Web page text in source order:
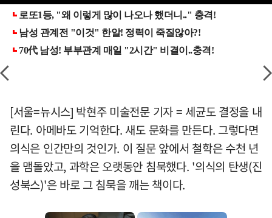
[서울=뉴시스] 박현주 미술전문 기자 = 세균도 결정을 내
린다. 아메바도 기억한다. 새도 문화를 만든다. 그렇다면
의식은 인간만의 것인가. 이 질문 앞에서 철학은 수천 년
을 맴돌았고, 과학은 오랫동안 침묵했다. '의식의 탄생(진
성북스)'은 바로 그 침묵을 깨는 책이다.